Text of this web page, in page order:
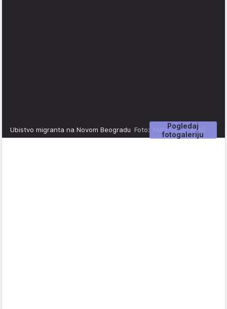
Pogledaj
fotogaleriju
Ubistvo migranta na Novom Beogradu Foto: AMG video, AMG